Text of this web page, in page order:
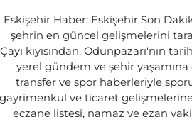
Eskişehir Haber: Eskişehir Son
şehrin en güncel gelişmelerini
Çayı kıyısından, Odunpazarı'nın
yerel gündem ve şehir yaşamına
transfer ve spor haberleriyle
gayrimenkul ve ticaret
eczane listesi, namaz ve ezan